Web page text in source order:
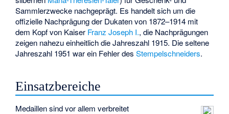
Sammlerzwecke nachgeprägt. Es handelt sich um die
offizielle Nachprägungder Dukaten von 1872–1914 mit
dem Kopf von Kaiser Franz Joseph I., die Nachprägungen
zeigen nahezu einheitlich die Jahreszahl 1915. Die seltene
Jahreszahl 1951 war ein Fehler desStempelschneiders.
Einsatzbereiche
Medaillen sind vor allem verbreitet